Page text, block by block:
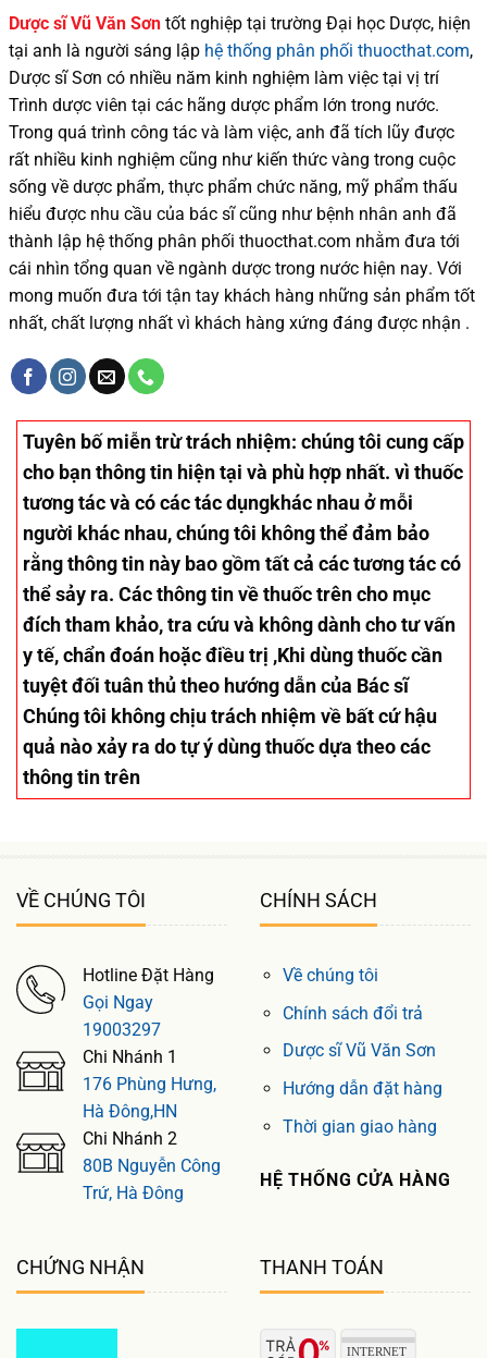
Dược sĩVũ Văn Sơn tốt nghiệp tại trường Đại học Dược, hiện
tại anh là người sáng lập hệ thống phân phối thuocthat.com,
Dược sĩSơn có nhiều năm kinh nghiệm làm việc tại vị trí
Trình dược viên tại các hãng dược phẩm lớn trong nước.
Trong quá trình công tác và làm việc, anh đã tích lũy được
rất nhiều kinh nghiệm cũng như kiến thức vàng trong cuộc
sống về dược phẩm, thực phẩm chức năng, mỹ phẩm thấu
hiểu được nhu cầu của bác sĩcũng như bệnh nhân anh đã
thành lập hệ thống phân phối thuocthat.com nhằm đưa tới
cái nhìn tổng quan về ngành dược trong nước hiện nay. Với
mong muốn đưa tới tận tay khách hàng những sản phẩm tốt
nhất, chất lượng nhất vì khách hàng xứng đáng được nhận .
Tuyên bố miễn trừ trách nhiệm: chúng tôi cung cấp
cho bạn thông tin hiện tại và phù hợp nhất. vì thuốc
tương tác và có các tác dụngkhác nhau ở mỗi
người khác nhau, chúng tôi không thể đảm bảo
rằng thông tin này bao gồm tất cả các tương tác có
thể sảy ra. Các thông tin về thuốc trên cho mục
đích tham khảo, tra cứu và không dành cho tư vấn
y tế, chẩn đoán hoặc điều trị ,Khi dùng thuốc cần
tuyệt đối tuân thủ theo hướng dẫn của Bác sĩ
Chúng tôi không chịu trách nhiệm về bất cứ hậu
quả nào xảy ra do tự ý dùng thuốc dựa theo các
thông tin trên
VỀ CHÚNG TÔI
Hotline Đặt Hàng
Gọi Ngay
19003297
Chi Nhánh 1
176 Phùng Hưng,
Hà Đông,HN
Chi Nhánh 2
80B Nguyễn Công
Trứ, Hà Đông
CHÍNH SÁCH
Về chúng tôi
Chính sách đổi trả
Dược sĩ Vũ Văn Sơn
Hướng dẫn đặt hàng
Thời gian giao hàng
HỆ THỐNG CỬA HÀNG
CHỨNG NHẬN THANH TOÁN